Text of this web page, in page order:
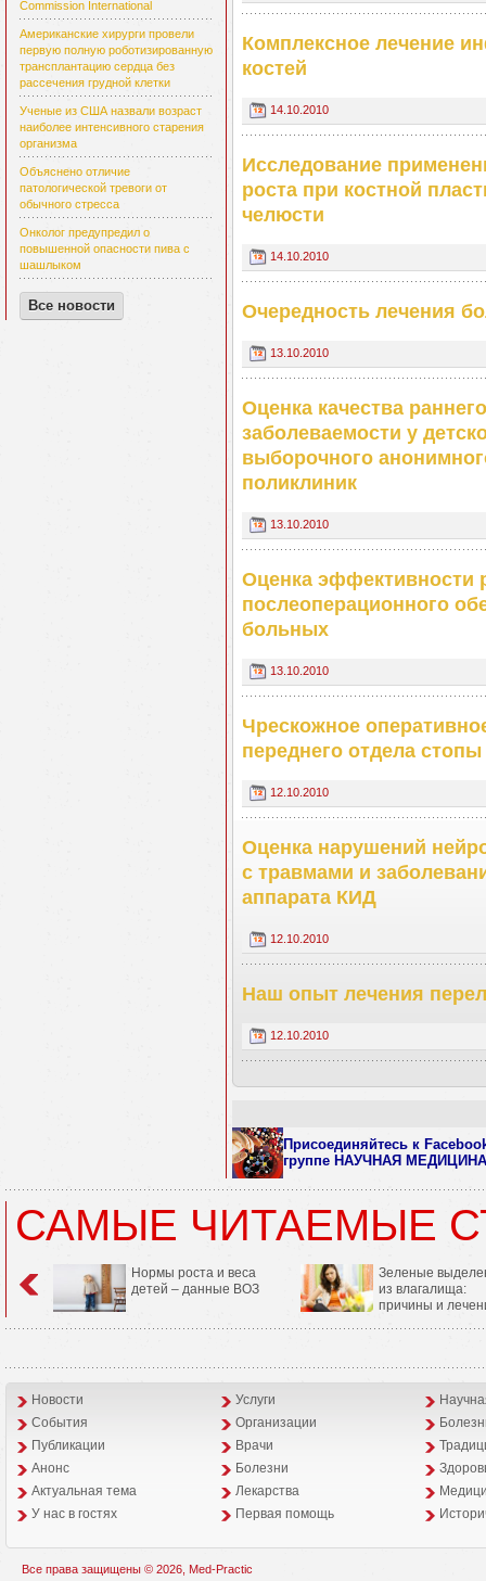
Commission International
Американские хирурги провели
первую полную роботизированную
трансплантацию сердца без
рассечения грудной клетки
Ученые из США назвали возраст
наиболее интенсивного старения
организма
Объяснено отличие
патологической тревоги от
обычного стресса
Онколог предупредил о
повышенной опасности пива с
шашлыком
Все новости
Комплексное лечение
костей
14.10.2010
Исследование
роста при костной
челюсти
14.10.2010
Очередность лечения
13.10.2010
Оценка качества
заболеваемости у
выборочного
поликлиник
13.10.2010
Оценка эффективности
послеоперационного
больных
13.10.2010
Чрескожное
переднего отдела стопы
12.10.2010
Оценка нарушений
с травмами и
аппарата КИД
12.10.2010
Наш опыт лечения
12.10.2010
Присоединяйтесь к
группе НАУЧНАЯ МЕДИЦИНА
САМЫЕ ЧИТАЕМЫЕ
Нормы роста и веса
детей – данные ВОЗ
Зеленые
из влагалища:
причины и
Новости Услуги
События
Организации
Публикации
Врачи
Анонс
Болезни
Aктуальная тема
Лекарства
У нас в гостях
Первая помощь
Все права защищены © 2026, Med-Practic